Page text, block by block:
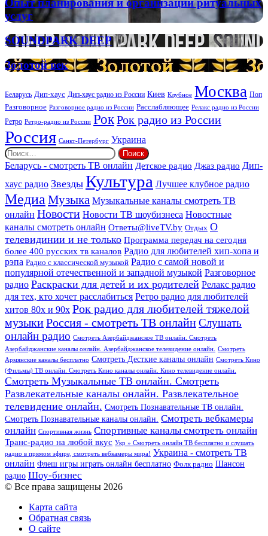
планирования
и
организации
ритуальных
Опыт планирования и организации ритуальных
услуг
SOUNDPARK
DEEP
SOUNDPARK DEEP
Золотой
век
Золотой век
Беларусь Дип-хаус Дип-хаус радио из России Киев Клубное Москва Поп
Разговорное Разговорное радио из России Расслабляющее Релакс радио из России
Ретро Ретро-радио из России РокРок радио из России
Россия Санкт-Петербург Украина
Найти:
Беларусь - смотреть ТВ онлайн Детское радио Джаз радио Дип-
хаус радио Звезды Культура Лучшее клубное радио
МедиаМузыка Музыкальные каналы смотреть ТВ
онлайн Новости Новости ТВ шоубизнеса Новостные
каналы смотреть онлайн Ответы@liveTV.by Отдых О
телевидинии и не только Программа передач на сегодня
более 400 русских тв каналов Радио для любителей хип-хопа и
рэпа Радио с классической музыкой Радио с самой новой и
популярной отечественной и западной музыкой Разговорное
радио Раскраски для детей и их родителей Релакс радио
для тех, кто хочет расслабиться Ретро радио для любителей
хитов 80х и 90х Рок радио для любителей тяжелой
музыкиРоссия - смотреть ТВ онлайнСлушать
онлайн радио Смотреть Азербайджанское ТВ онлайн. Смотреть
Азербайджанские каналы онлайн. Азербайджанское телевидение онлайн. Смотреть
Армянские каналы бесплатно Смотреть Десткие каналы онлайн Смотреть Кино
(Фильмы) ТВ онлайн. Смотреть Кино каналы онлайн. Кино телевидение онлайн.
Смотреть Музыкальные ТВ онлайн. Смотреть
Развлекательные каналы онлайн. Развлекательное
телевидение онлайн. Смотреть Познавательные ТВ онлайн.
Смотреть Познавательные каналы онлайн. Смотреть вебкамеры
онлайн Спортивная жизнь Спортивные каналы смотреть онлайн
Транс-радио на любой вкус Укр » Смотреть онлайн ТВ бесплатно и слушать
радио в прямом эфире, смотреть вебкамеры мира! Украина - смотреть ТВ
онлайн Флеш игры играть онлайн бесплатно Фолк радио Шансон
радио Шоу-бизнес
© Все права защищены 2026
Карта сайта
Обратная связь
О сайте